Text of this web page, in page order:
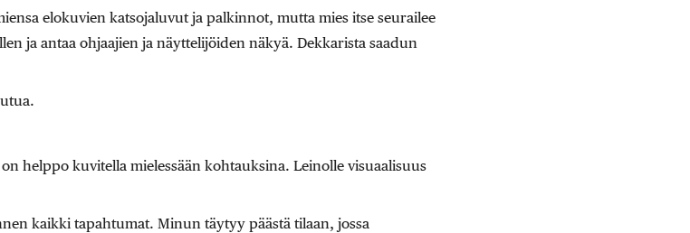
elokuvien katsojaluvut ja palkinnot, mutta mies itse seurailee
ja antaa ohjaajien ja näyttelijöiden näkyä. Dekkarista saadun
helppo kuvitella mielessään kohtauksina. Leinolle visuaalisuus
kaikki tapahtumat. Minun täytyy päästä tilaan, jossa